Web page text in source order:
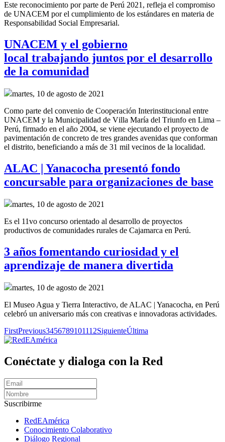
Este reconocimiento por parte de Perú 2021, refleja el compromiso
de UNACEM por el cumplimiento de los estándares en materia de
Responsabilidad Social Empresarial.
UNACEM y el gobierno
local trabajando juntos por el desarrollo
de la comunidad
martes, 10 de agosto de 2021
Como parte del convenio de Cooperación Interinstitucional entre
UNACEM y la Municipalidad de Villa María del Triunfo en Lima –
Perú, firmado en el año 2004, se viene ejecutando el proyecto de
pavimentación de concreto de tres grandes avenidas que conforman
el distrito, beneficiando a más de 31 mil vecinos de la localidad.
ALAC | Yanacocha presentó fondo
concursable para organizaciones de base
martes, 10 de agosto de 2021
Es el 11vo concurso orientado al desarrollo de proyectos
productivos de comunidades rurales de Cajamarca en Perú.
3 años fomentando curiosidad y el
aprendizaje de manera divertida
martes, 10 de agosto de 2021
El Museo Agua y Tierra Interactivo, de ALAC | Yanacocha, en Perú
celebró un aniversario más con creativas e innovadoras actividades.
FirstPrevious3456789101112SiguienteÚltima
Conéctate y dialoga con la Red
Suscribirme
RedEAmérica
Conocimiento Colaborativo
Diálogo Regional